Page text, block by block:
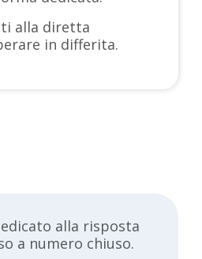
alla diretta
in differita.
alla risposta
a numero chiuso.